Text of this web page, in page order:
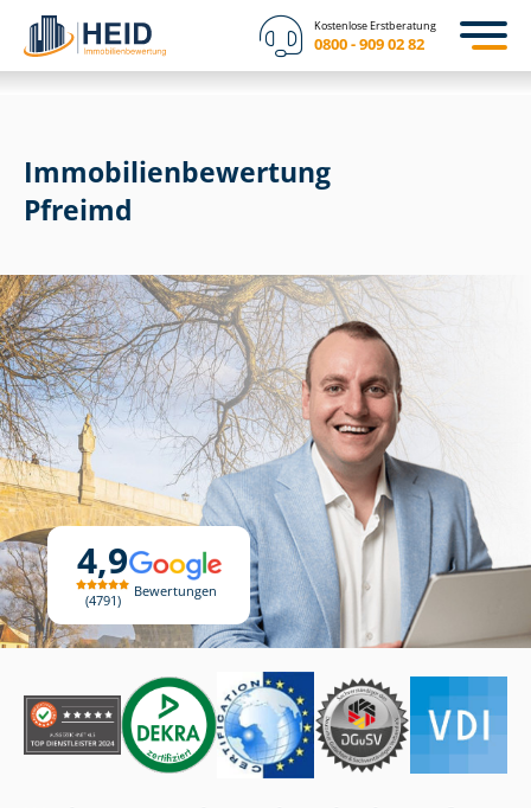
Kostenlose Erstberatung
0800 - 909 02 82
4,9
4791
Bewertungen
Immobilien­bewertung
Pfreimd